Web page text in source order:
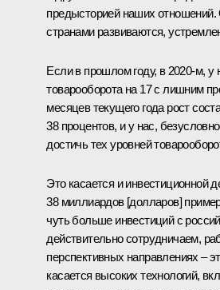
предысторией наших
странами развиваются,
Если в прошлом году, в 2020-м, у
товарооборота на 17 с лишним
месяцев текущего года рост
38 процентов, и у нас,
достичь тех уровней
Это касается и инвестиционной
38 миллиардов [долларов]
чуть больше инвестиций с
действительно сотрудничаем,
перспективных направлениях –
касается высоких технологий,